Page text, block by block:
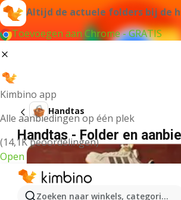
Altijd de actuele folders bij de
Toevoegen aan Chrome - GRATIS
Kimbino app
Alle aanbiedingen op één plek
(14,1K beoordelingen)
Open
Zoeken naar winkels,
Handtas
Handtas - Folder en